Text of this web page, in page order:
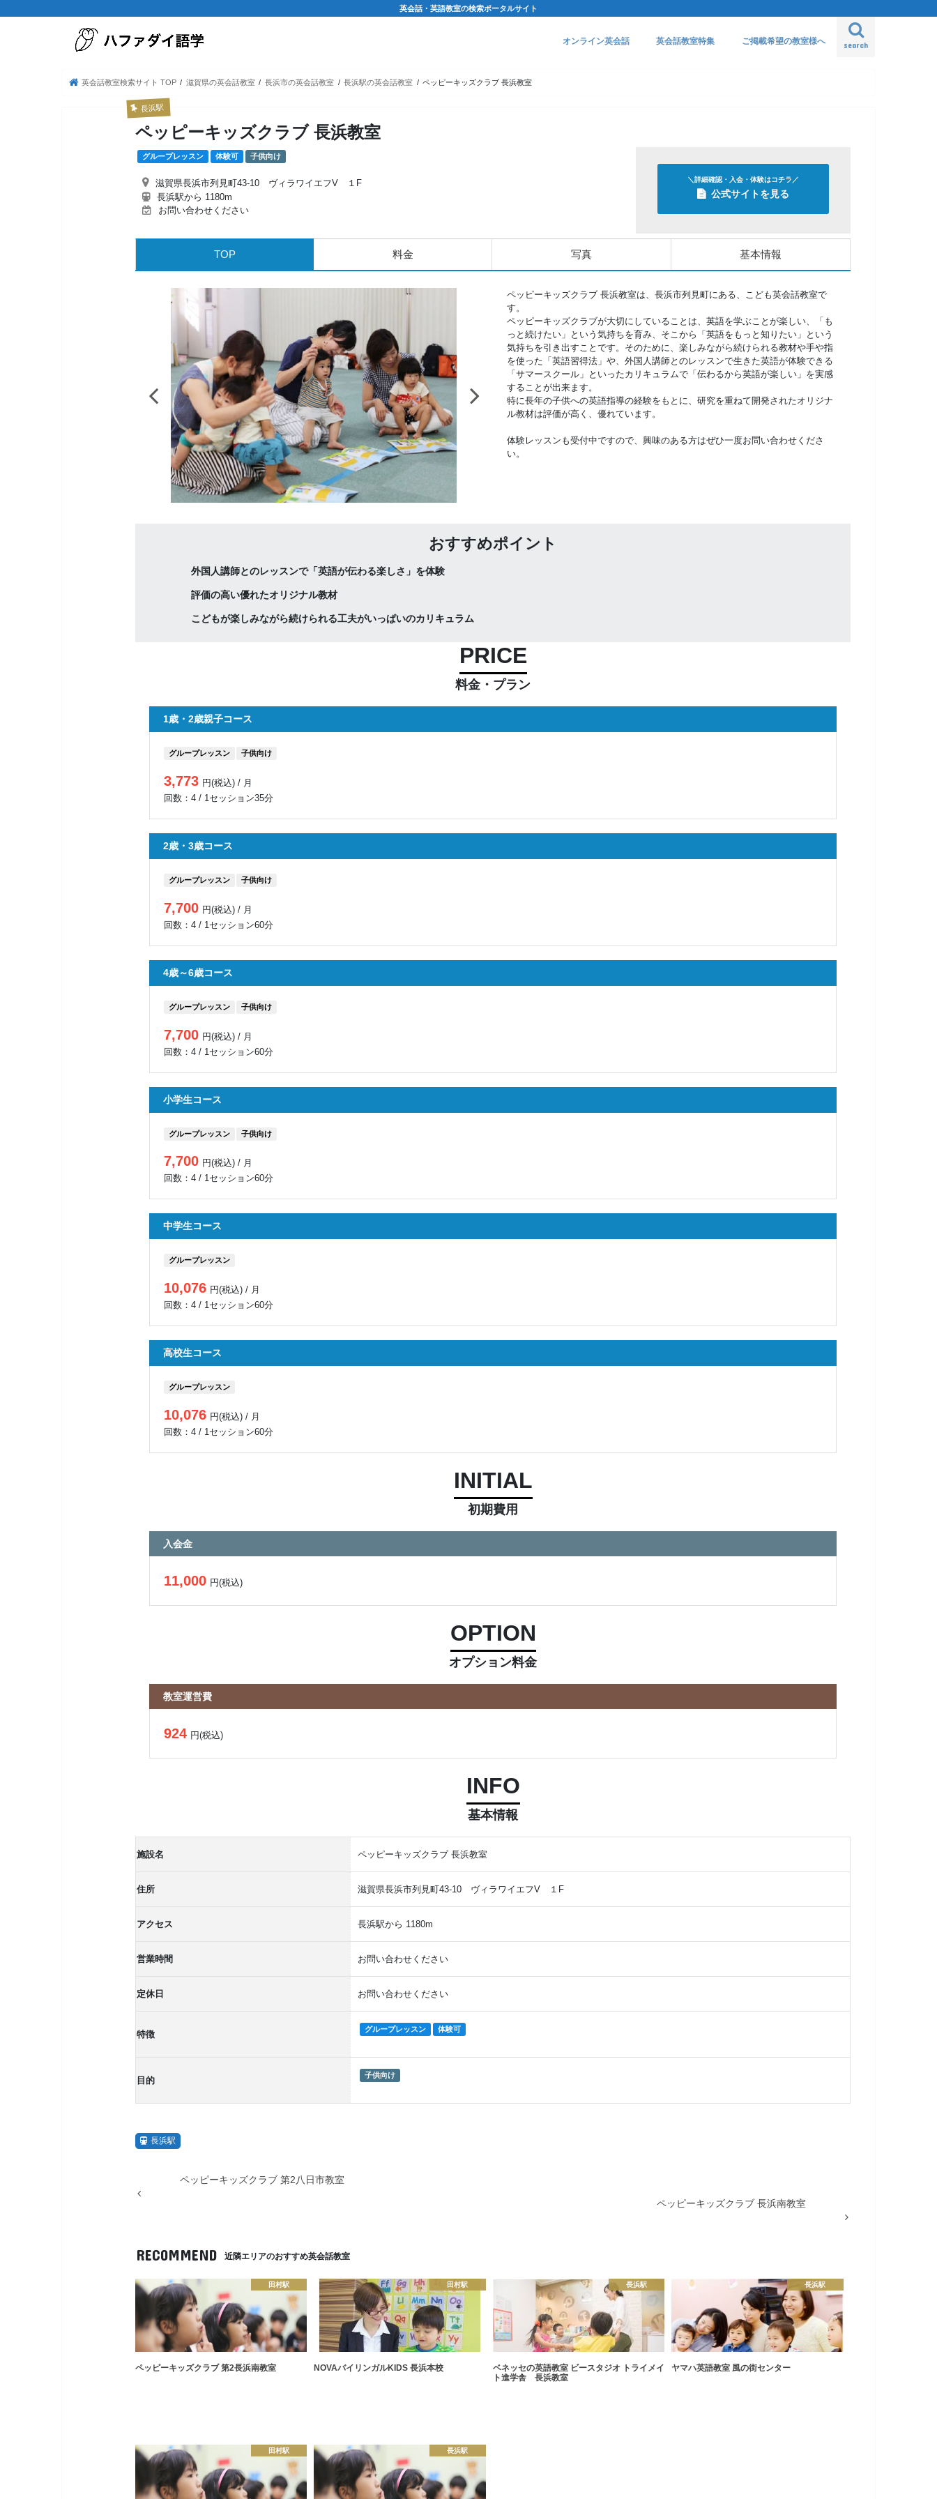
英会話・英語教室の検索ポータルサイト
search
オンライン英会話 英会話教室特集 ご掲載希望の教室様へ
英会話教室検索サイト TOP 滋賀県の英会話教室 長浜市の英会話教室 長浜駅の英会話教室 ペッピーキッズクラブ 長浜教室
長浜駅
ペッピーキッズクラブ 長浜教室
グループレッスン 体験可 子供向け
滋賀県長浜市列見町43-10 ヴィラワイエフV １F
長浜駅から 1180m
お問い合わせください
＼詳細確認・入会・体験はコチラ／
公式サイトを見る
TOP 料金 写真 基本情報
ペッピーキッズクラブ 長浜教室は、長浜市列見町にある、こども英会話教室で
す。
ペッピーキッズクラブが大切にしていることは、英語を学ぶことが楽しい、「も
っと続けたい」という気持ちを育み、そこから「英語をもっと知りたい」という
気持ちを引き出すことです。そのために、楽しみながら続けられる教材や手や指
を使った「英語習得法」や、外国人講師とのレッスンで生きた英語が体験できる
「サマースクール」といったカリキュラムで「伝わるから英語が楽しい」を実感
することが出来ます。
特に長年の子供への英語指導の経験をもとに、研究を重ねて開発されたオリジナ
ル教材は評価が高く、優れています。
体験レッスンも受付中ですので、興味のある方はぜひ一度お問い合わせくださ
い。
おすすめポイント
外国人講師とのレッスンで「英語が伝わる楽しさ」を体験
評価の高い優れたオリジナル教材
こどもが楽しみながら続けられる工夫がいっぱいのカリキュラム
PRICE
料金・プラン
1歳・2歳親子コース
グループレッスン 子供向け
3,773 円(税込) / 月
回数：4 / 1セッション35分
2歳・3歳コース
グループレッスン 子供向け
7,700 円(税込) / 月
回数：4 / 1セッション60分
4歳～6歳コース
グループレッスン 子供向け
7,700 円(税込) / 月
回数：4 / 1セッション60分
小学生コース
グループレッスン 子供向け
7,700 円(税込) / 月
回数：4 / 1セッション60分
中学生コース
グループレッスン
10,076 円(税込) / 月
回数：4 / 1セッション60分
高校生コース
グループレッスン
10,076 円(税込) / 月
回数：4 / 1セッション60分
INITIAL
初期費用
入会金
11,000 円(税込)
OPTION
オプション料金
教室運営費
924 円(税込)
INFO
基本情報
施設名 ペッピーキッズクラブ 長浜教室
住所 滋賀県長浜市列見町43-10 ヴィラワイエフV １F
アクセス 長浜駅から 1180m
営業時間 お問い合わせください
定休日 お問い合わせください
特徴 グループレッスン 体験可
目的 子供向け
長浜駅
ペッピーキッズクラブ 第2八日市教室
ペッピーキッズクラブ 長浜南教室
RECOMMEND 近隣エリアのおすすめ英会話教室
田村駅
ペッピーキッズクラブ 第2長浜南教室
田村駅
NOVAバイリンガルKIDS 長浜本校
長浜駅
ベネッセの英語教室 ビースタジオ トライメイ
ト進学舎 長浜教室
長浜駅
ヤマハ英語教室 風の街センター
田村駅 長浜駅